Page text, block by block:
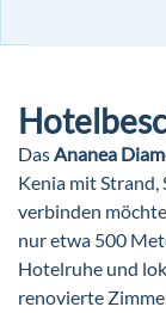
DasAnanea
Kenia mit Strand,
verbinden
nur etwa 500
Hotelruhe und
renovierte